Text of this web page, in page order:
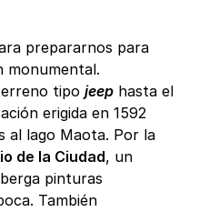
prepararnos para
monumental.
tipo jeep hasta el
erigida en 1592
al lago Maota. Por la
de la Ciudad, un
pinturas
También